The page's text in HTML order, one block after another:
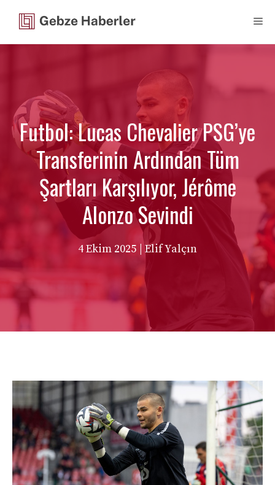
Futbol: Lucas Chevalier PSG’ye
Transferinin Ardından Tüm
Şartları Karşılıyor, Jérôme
Alonzo Sevindi
4 Ekim 2025 | Elif Yalçın